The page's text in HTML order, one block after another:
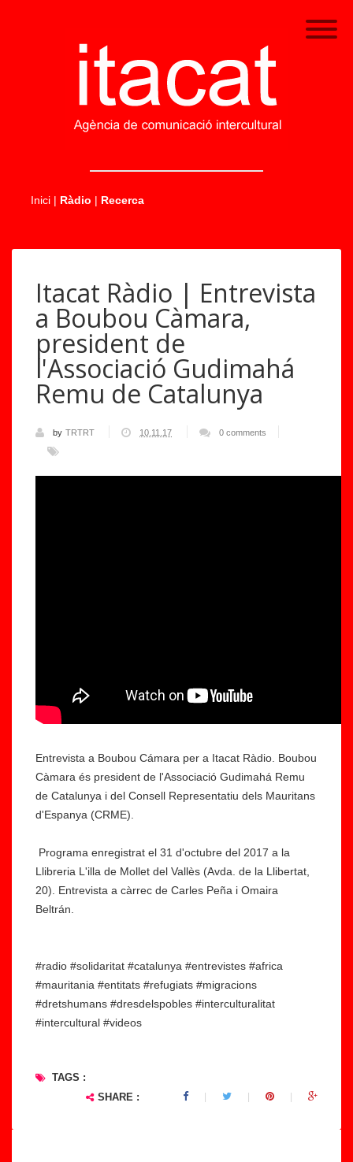
Inici | Ràdio | Recerca
Itacat Ràdio | Entrevista
a Boubou Càmara,
president de
l'Associació Gudimahá
Remu de Catalunya
by TRTRT 10.11.17 0 comments
Entrevista a Boubou Cámara per a Itacat Ràdio. Boubou
Càmara és president de l'Associació Gudimahá Remu
de Catalunya i del Consell Representatiu dels Mauritans
d'Espanya (CRME).
Programa enregistrat el 31 d'octubre del 2017 a la
Llibreria L'illa de Mollet del Vallès (Avda. de la Llibertat,
20). Entrevista a càrrec de Carles Peña i Omaira
Beltrán.
#radio #solidaritat #catalunya #entrevistes #africa
#mauritania #entitats #refugiats #migracions
#dretshumans #dresdelspobles #interculturalitat
#intercultural #videos
TAGS :
SHARE :